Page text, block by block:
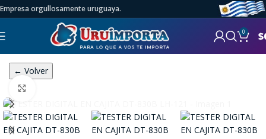
Empresa orgullosamente uruguaya.
0 $
← Volver